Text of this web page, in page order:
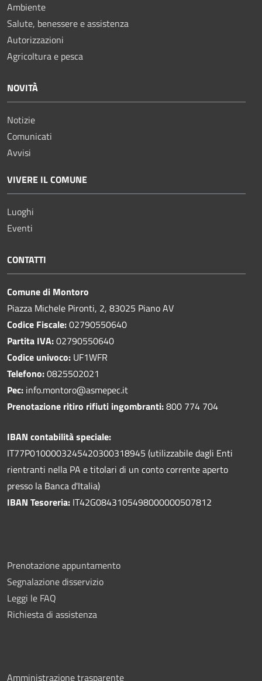
Ambiente
Salute, benessere e assistenza
Autorizzazioni
Agricoltura e pesca
NOVITÀ
Notizie
Comunicati
Avvisi
VIVERE IL COMUNE
Luoghi
Eventi
CONTATTI
Comune di Montoro
Piazza Michele Pironti, 2, 83025 Piano AV
Codice Fiscale:02790550640
Partita IVA:02790550640
Codice univoco: UF1WFR
Telefono:0825502021
Pec: info.montoro@asmepec.it
Prenotazione ritiro rifiuti ingombranti:800 774 704
IBAN contabilità speciale:
IT77P0100003245420300318945 (utilizzabile dagli Enti
rientranti nella PA e titolari di un conto corrente aperto
presso la Banca d'Italia)
IBAN Tesoreria: IT42G0843105498000000507812
Prenotazione appuntamento
Segnalazione disservizio
Leggi le FAQ
Richiesta di assistenza
Amministrazione trasparente